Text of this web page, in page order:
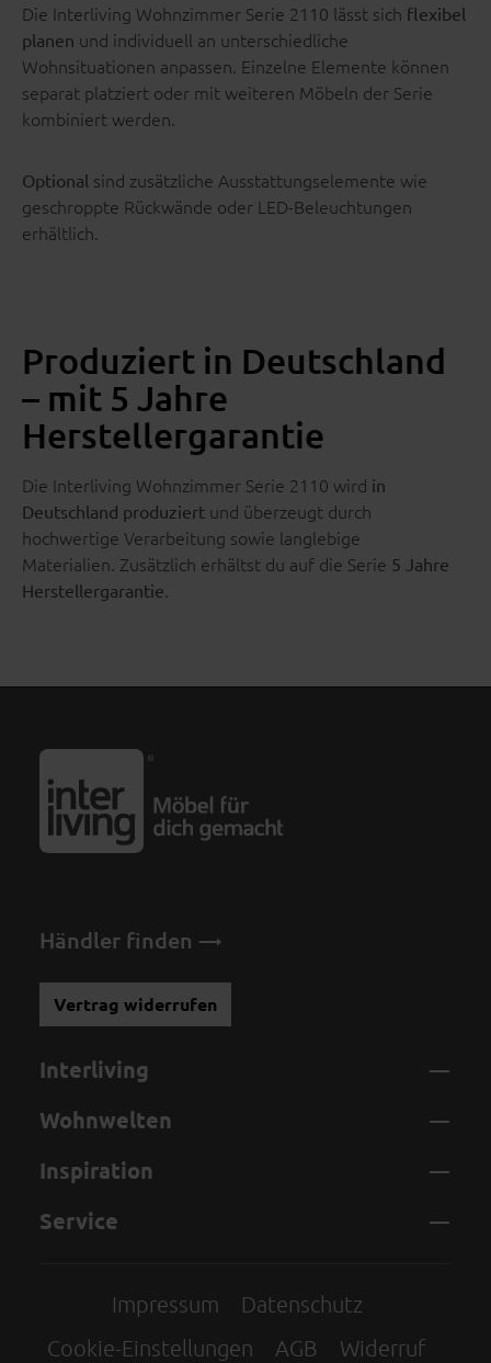
Die Interliving Wohnzimmer Serie 2110 lässt sich flexibel
planen und individuell an unterschiedliche
Wohnsituationen anpassen. Einzelne Elemente können
separat platziert oder mit weiteren Möbeln der Serie
kombiniert werden.
Optional sind zusätzliche Ausstattungselemente wie
geschroppte Rückwände oder LED-Beleuchtungen
erhältlich.
Produziert in Deutschland
– mit 5 Jahre
Herstellergarantie
Die Interliving Wohnzimmer Serie 2110 wird in
Deutschland produziert und überzeugt durch
hochwertige Verarbeitung sowie langlebige
Materialien. Zusätzlich erhältst du auf die Serie 5 Jahre
Herstellergarantie.
Händler finden
Vertrag widerrufen
Interliving
Wohnwelten
Inspiration
Service
Impressum
Datenschutz
Cookie-Einstellungen
AGB Widerruf